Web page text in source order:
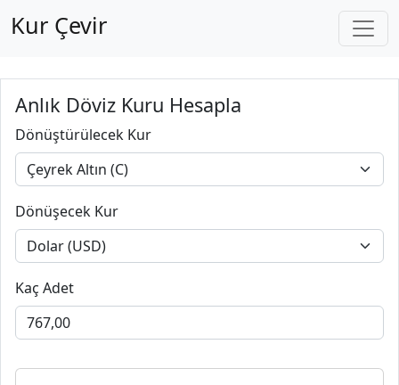
Kur Çevir
Anlık Döviz Kuru Hesapla
Dönüştürülecek Kur
Dönüşecek Kur
Kaç Adet